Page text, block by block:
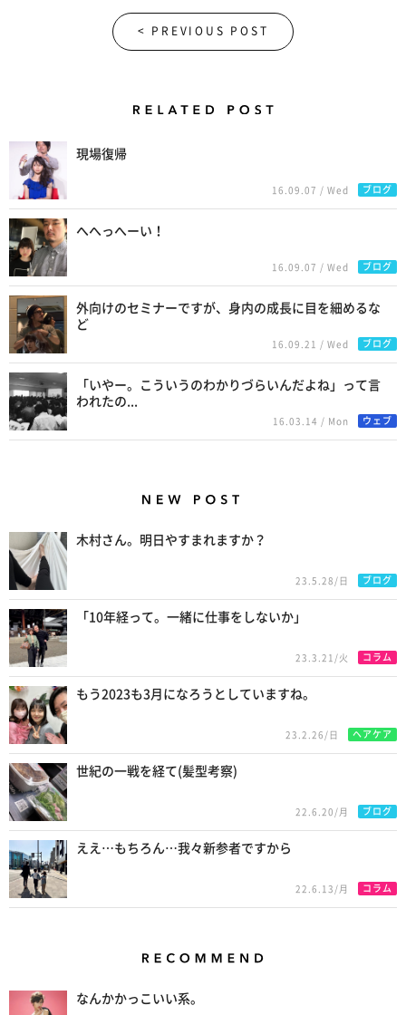
< PREVIOUS POST
現場復帰
16.09.07 / Wed ブログ
へへっへーい！
16.09.07 / Wed ブログ
外向けのセミナーですが、身内の成長に目を細めるな
ど
16.09.21 / Wed ブログ
「いやー。こういうのわかりづらいんだよね」って言
われたの...
16.03.14 / Mon ウェブ
木村さん。明日やすまれますか？
23.5.28/日 ブログ
「10年経って。一緒に仕事をしないか」
23.3.21/火 コラム
もう2023も3月になろうとしていますね。
23.2.26/日 ヘアケア
世紀の一戦を経て(髪型考察)
22.6.20/月 ブログ
ええ…もちろん…我々新参者ですから
22.6.13/月 コラム
なんかかっこいい系。